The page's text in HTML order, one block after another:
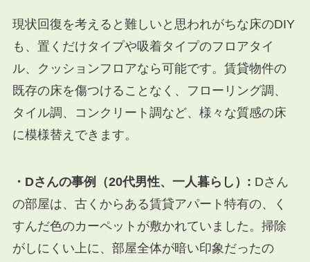
現状回復を考えると難しいと思われがちな床のDIY
も、置くだけタイプや吸着タイプのフロアタイ
ル、クッションフロアなら可能です。賃貸物件の
既存の床を傷つけることなく、フローリング調、
タイル調、コンクリート調など、様々な質感の床
に模様替えできます。
・Dさんの事例（20代男性、一人暮らし）: Dさん
の部屋は、古くからある賃貸アパート特有の、く
すんだ色のカーペットが敷かれていました。掃除
がしにくい上に、部屋全体が暗い印象だったの